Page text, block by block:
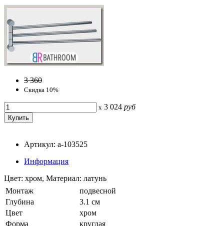
3 360
Скидка 10%
x 3 024 руб
Артикул: a-103525
Информация
Цвет: хром, Материал: латунь
Монтаж
подвесной
Глубина
3.1 см
Цвет
хром
Форма
круглая